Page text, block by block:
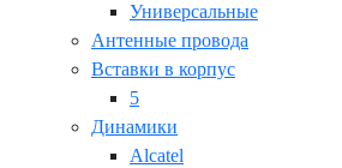
Универсальные
Антенные провода
Вставки в корпус
5
Динамики
Alcatel